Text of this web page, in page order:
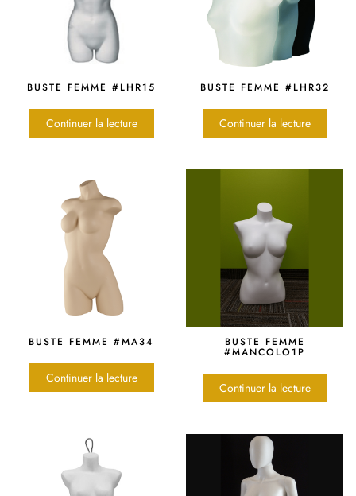
BUSTE FEMME #LHR15
Continuer la lecture
BUSTE FEMME #LHR32
Continuer la lecture
BUSTE FEMME #MA34
Continuer la lecture
BUSTE FEMME
#MANCOLO1P
Continuer la lecture